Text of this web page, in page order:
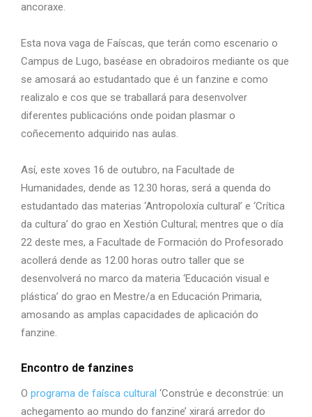
ancoraxe.
Esta nova vaga de Faíscas, que terán como escenario o
Campus de Lugo, baséase en obradoiros mediante os que
se amosará ao estudantado que é un fanzine e como
realizalo e cos que se traballará para desenvolver
diferentes publicacións onde poidan plasmar o
coñecemento adquirido nas aulas.
Así, este xoves 16 de outubro, na Facultade de
Humanidades, dende as 12.30 horas, será a quenda do
estudantado das materias ‘Antropoloxía cultural’ e ‘Crítica
da cultura’ do grao en Xestión Cultural; mentres que o día
22 deste mes, a Facultade de Formación do Profesorado
acollerá dende as 12.00 horas outro taller que se
desenvolverá no marco da materia ‘Educación visual e
plástica’ do grao en Mestre/a en Educación Primaria,
amosando as amplas capacidades de aplicación do
fanzine.
Encontro de fanzines
O programa de faísca cultural ‘Constrúe e deconstrúe: un
achegamento ao mundo do fanzine’ xirará arredor do